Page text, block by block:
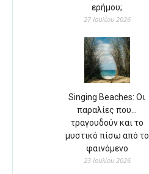
ερήμου;
27 Ιουλίου 2026
Singing Beaches: Οι
παραλίες που…
τραγουδούν και το
μυστικό πίσω από το
φαινόμενο
23 Ιουλίου 2026